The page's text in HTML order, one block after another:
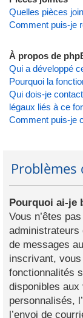
Quelles pièces
Comment puis-je
À propos de
Qui a développé
Pourquoi la
Qui dois-je
légaux liés à ce
Comment puis-je
Problèmes
Pourquoi ai-je
Vous n’êtes
administrateurs
de messages
inscrivant,
fonctionnalités
disponibles aux
personnalisés,
l’envoi de